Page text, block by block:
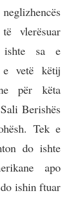
vlerësuar
sa e
e vetë këtij
për këta
Berishës
Tek e
do ishte
apo
ishin ftuar